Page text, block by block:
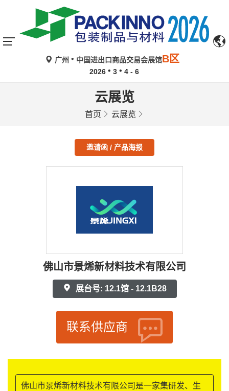
广州 中国进出口商品交易会展馆B区
2026 3 4 - 6
云展览
首页 云展览
邀请函 / 产品海报
佛山市景烯新材料技术有限公司
展台号: 12.1馆 - 12.1B28
联系供应商
佛山市景烯新材料技术有限公司是一家集研发、生